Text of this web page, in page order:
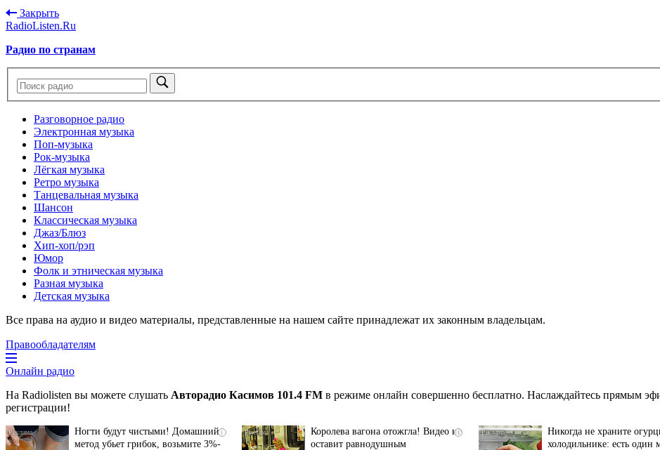
Закрыть
RadioListen.Ru
Радио по странам
Разговорное радио
Электронная музыка
Поп-музыка
Рок-музыка
Лёгкая музыка
Ретро музыка
Танцевальная музыка
Шансон
Классическая музыка
Джаз/Блюз
Хип-хоп/рэп
Юмор
Фолк и этническая музыка
Разная музыка
Детская музыка
Все права на аудио и видео материалы, представленные на нашем сайте принадлежат их законным владельцам.
Правообладателям
Онлайн радио
На Radiolisten вы можете слушать Авторадио Касимов 101.4 FM в режиме онлайн совершенно бесплатно. Наслаждайтесь прямым
регистрации!
i
Ногти будут чистыми! Домашний
метод убьет грибок, возьмите 3%-
i
Королева вагона отожгла! Видео не
оставит равнодушным
Никогда не храните
холодильнике: есть один